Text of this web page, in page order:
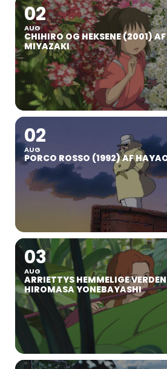
02
AUG
CHIHIRO OG HEKSENE (2001)
MIYAZAKI
02
AUG
PORCO ROSSO (1992) AF
03
AUG
ARRIETTYS HEMMELIGE
HIROMASA YONEBAYASHI